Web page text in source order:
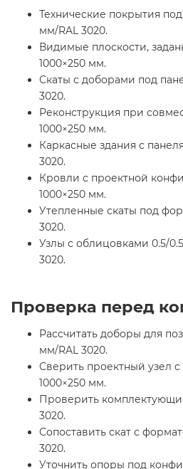
Технические покрытия
мм/RAL 3020.
Видимые плоскости,
1000×250 мм.
Скаты с доборами под
3020.
Реконструкция при
1000×250 мм.
Каркасные здания с
3020.
Кровли с проектной
1000×250 мм.
Утепленные скаты под
3020.
Узлы с облицовками 0.5/
3020.
Проверка перед
Рассчитать доборы для
мм/RAL 3020.
Сверить проектный узел с
1000×250 мм.
Проверить
3020.
Сопоставить скат с
3020.
Уточнить опоры под